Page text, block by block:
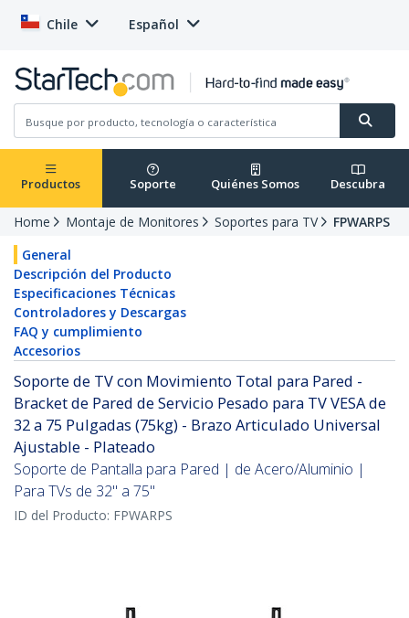
Chile Español
Productos Soporte Quiénes Somos Descubra
Home Montaje de Monitores Soportes para TV
FPWARPS
General
Descripción del Producto
Especificaciones Técnicas
Controladores y Descargas
FAQ y cumplimiento
Accesorios
Soporte de TV con Movimiento Total para Pared -
Bracket de Pared de Servicio Pesado para TV VESA de
32 a 75 Pulgadas (75kg) - Brazo Articulado Universal
Ajustable - Plateado
Soporte de Pantalla para Pared | de Acero/Aluminio |
Para TVs de 32" a 75"
ID del Producto: FPWARPS